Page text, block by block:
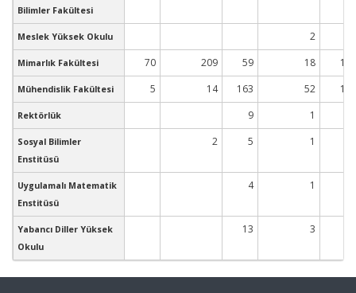
Bilimler Fakültesi
Meslek Yüksek Okulu 2
Mimarlık Fakültesi 70 209 59 18 14
Mühendislik Fakültesi 5 14 163 52 16
Rektörlük 9 1
Sosyal Bilimler
Enstitüsü
2 5 1
Uygulamalı Matematik
Enstitüsü
4 1
Yabancı Diller Yüksek
Okulu
13 3